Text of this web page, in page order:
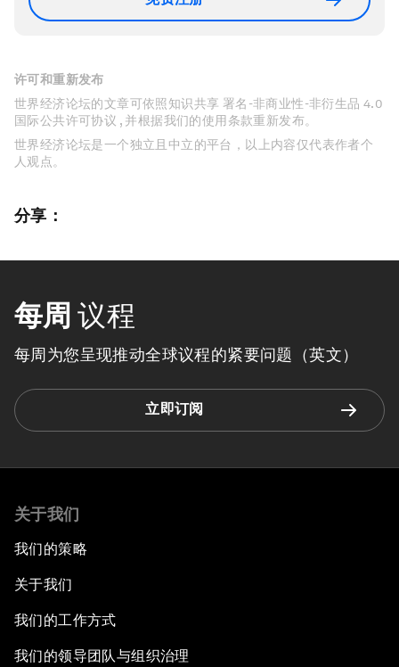
许可和重新发布
世界经济论坛的文章可依照知识共享 署名-非商业性-非衍生品 4.0
国际公共许可协议 , 并根据我们的使用条款重新发布。
世界经济论坛是一个独立且中立的平台，以上内容仅代表作者个
人观点。
分享：
每周 议程
每周为您呈现推动全球议程的紧要问题（英文）
立即订阅
关于我们
我们的策略
关于我们
我们的工作方式
我们的领导团队与组织治理